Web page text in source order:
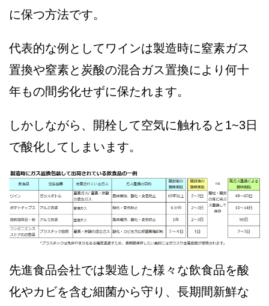
に保つ方法です。
代表的な例としてワインは製造時に窒素ガス
置換や窒素と炭酸の混合ガス置換により何十
年もの間劣化せずに保たれます。
しかしながら、開栓して空気に触れると1~3日
で酸化してしまいます。
先進食品会社では製造した様々な飲食品を酸
化やカビを含む細菌から守り、長期間新鮮な